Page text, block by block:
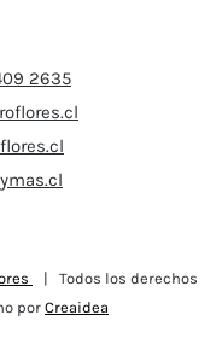
2635
| Todos los derechos
por Creaidea